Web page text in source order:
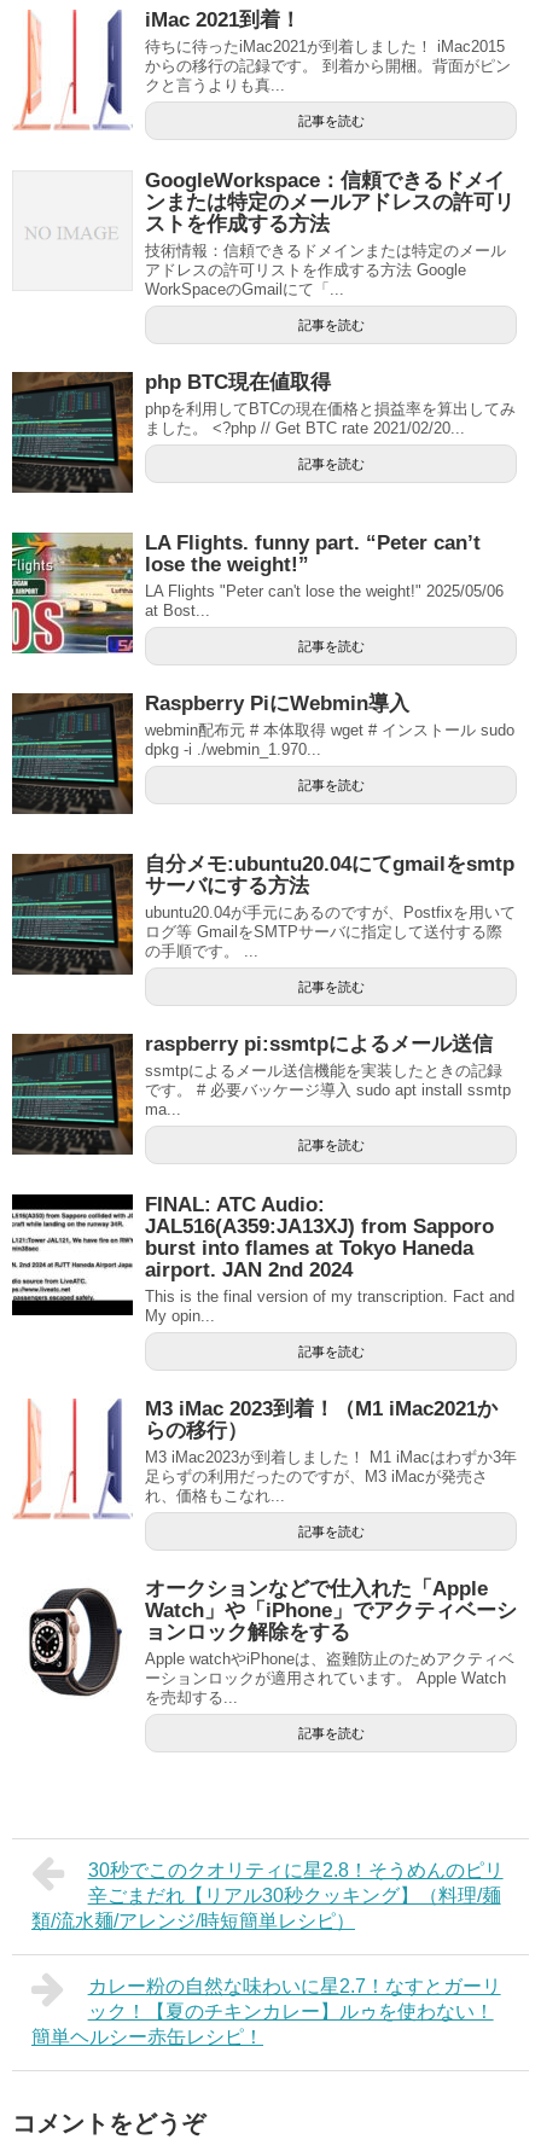
iMac 2021到着！
待ちに待ったiMac2021が到着しました！ iMac2015
からの移行の記録です。 到着から開梱。背面がピン
クと言うよりも真...
記事を読む
GoogleWorkspace：信頼できるドメイ
ンまたは特定のメールアドレスの許可リ
ストを作成する方法
技術情報：信頼できるドメインまたは特定のメール
アドレスの許可リストを作成する方法 Google
WorkSpaceのGmailにて「...
記事を読む
php BTC現在値取得
phpを利用してBTCの現在価格と損益率を算出してみ
ました。 <?php // Get BTC rate 2021/02/20...
記事を読む
LA Flights. funny part. “Peter can’t
lose the weight!”
LA Flights "Peter can't lose the weight!" 2025/05/06
at Bost...
記事を読む
Raspberry PiにWebmin導入
webmin配布元 # 本体取得 wget # インストール sudo
dpkg -i ./webmin_1.970...
記事を読む
自分メモ:ubuntu20.04にてgmailをsmtp
サーバにする方法
ubuntu20.04が手元にあるのですが、Postfixを用いて
ログ等 GmailをSMTPサーバに指定して送付する際
の手順です。 ...
記事を読む
raspberry pi:ssmtpによるメール送信
ssmtpによるメール送信機能を実装したときの記録
です。 # 必要バッケージ導入 sudo apt install ssmtp
ma...
記事を読む
FINAL: ATC Audio:
JAL516(A359:JA13XJ) from Sapporo
burst into flames at Tokyo Haneda
airport. JAN 2nd 2024
This is the final version of my transcription. Fact and
My opin...
記事を読む
M3 iMac 2023到着！（M1 iMac2021か
らの移行）
M3 iMac2023が到着しました！ M1 iMacはわずか3年
足らずの利用だったのですが、M3 iMacが発売さ
れ、価格もこなれ...
記事を読む
オークションなどで仕入れた「Apple
Watch」や「iPhone」でアクティベーシ
ョンロック解除をする
Apple watchやiPhoneは、盗難防止のためアクティベ
ーションロックが適用されています。 Apple Watch
を売却する...
記事を読む
30秒でこのクオリティに星2.8！そうめんのピリ
辛ごまだれ【リアル30秒クッキング】（料理/麺
類/流水麺/アレンジ/時短簡単レシピ）
カレー粉の自然な味わいに星2.7！なすとガーリ
ック！【夏のチキンカレー】ルゥを使わない！
簡単ヘルシー赤缶レシピ！
コメントをどうぞ